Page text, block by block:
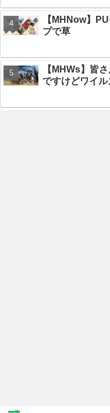
【MHNow】
プで草
【MHWs】皆
ですけどワイ